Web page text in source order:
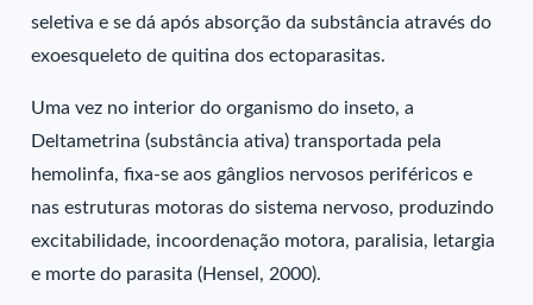
seletiva e se dá após absorção da substância através do
exoesqueleto de quitina dos ectoparasitas.
Uma vez no interior do organismo do inseto, a
Deltametrina (substância ativa) transportada pela
hemolinfa, fixa-se aos gânglios nervosos periféricos e
nas estruturas motoras do sistema nervoso, produzindo
excitabilidade, incoordenação motora, paralisia, letargia
e morte do parasita (Hensel, 2000).